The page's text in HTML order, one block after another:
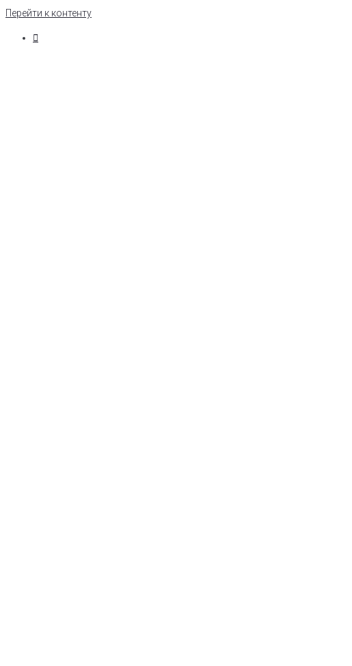
Перейти к контенту